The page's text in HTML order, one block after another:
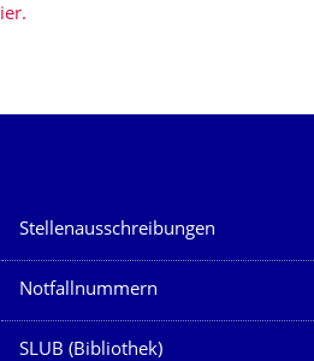
Stellenausschreibungen
Notfallnummern
SLUB (Bibliothek)